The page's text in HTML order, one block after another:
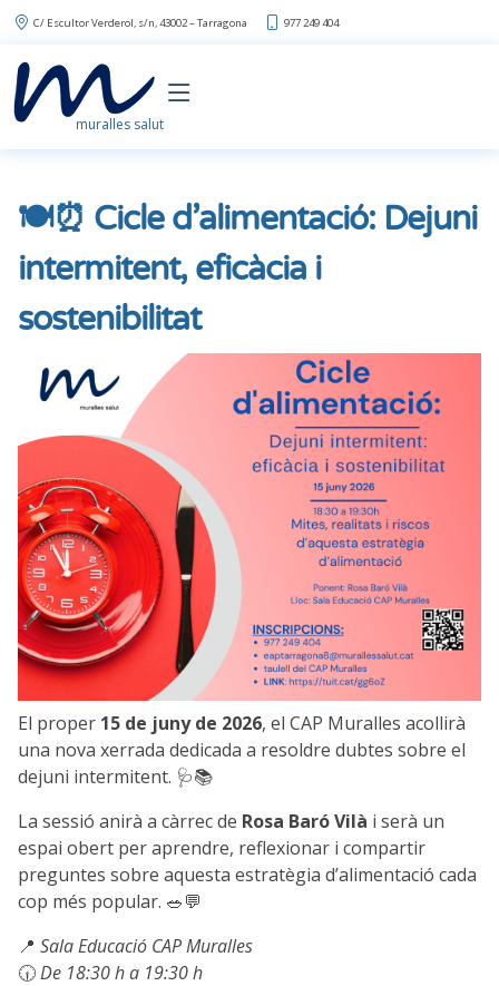
C/ Escultor Verderol, s/n, 43002 – Tarragona 977 249 404
muralles salut
🍽️⏰ Cicle d’alimentació: Dejuni
intermitent, eficàcia i
sostenibilitat
El proper 15 de juny de 2026, el CAP Muralles acollirà
una nova xerrada dedicada a resoldre dubtes sobre el
dejuni intermitent. 🩺📚
La sessió anirà a càrrec de Rosa Baró Vilà i serà un
espai obert per aprendre, reflexionar i compartir
preguntes sobre aquesta estratègia d’alimentació cada
cop més popular. 🥗💬
📍 Sala Educació CAP Muralles
🕡De 18:30 h a 19:30 h